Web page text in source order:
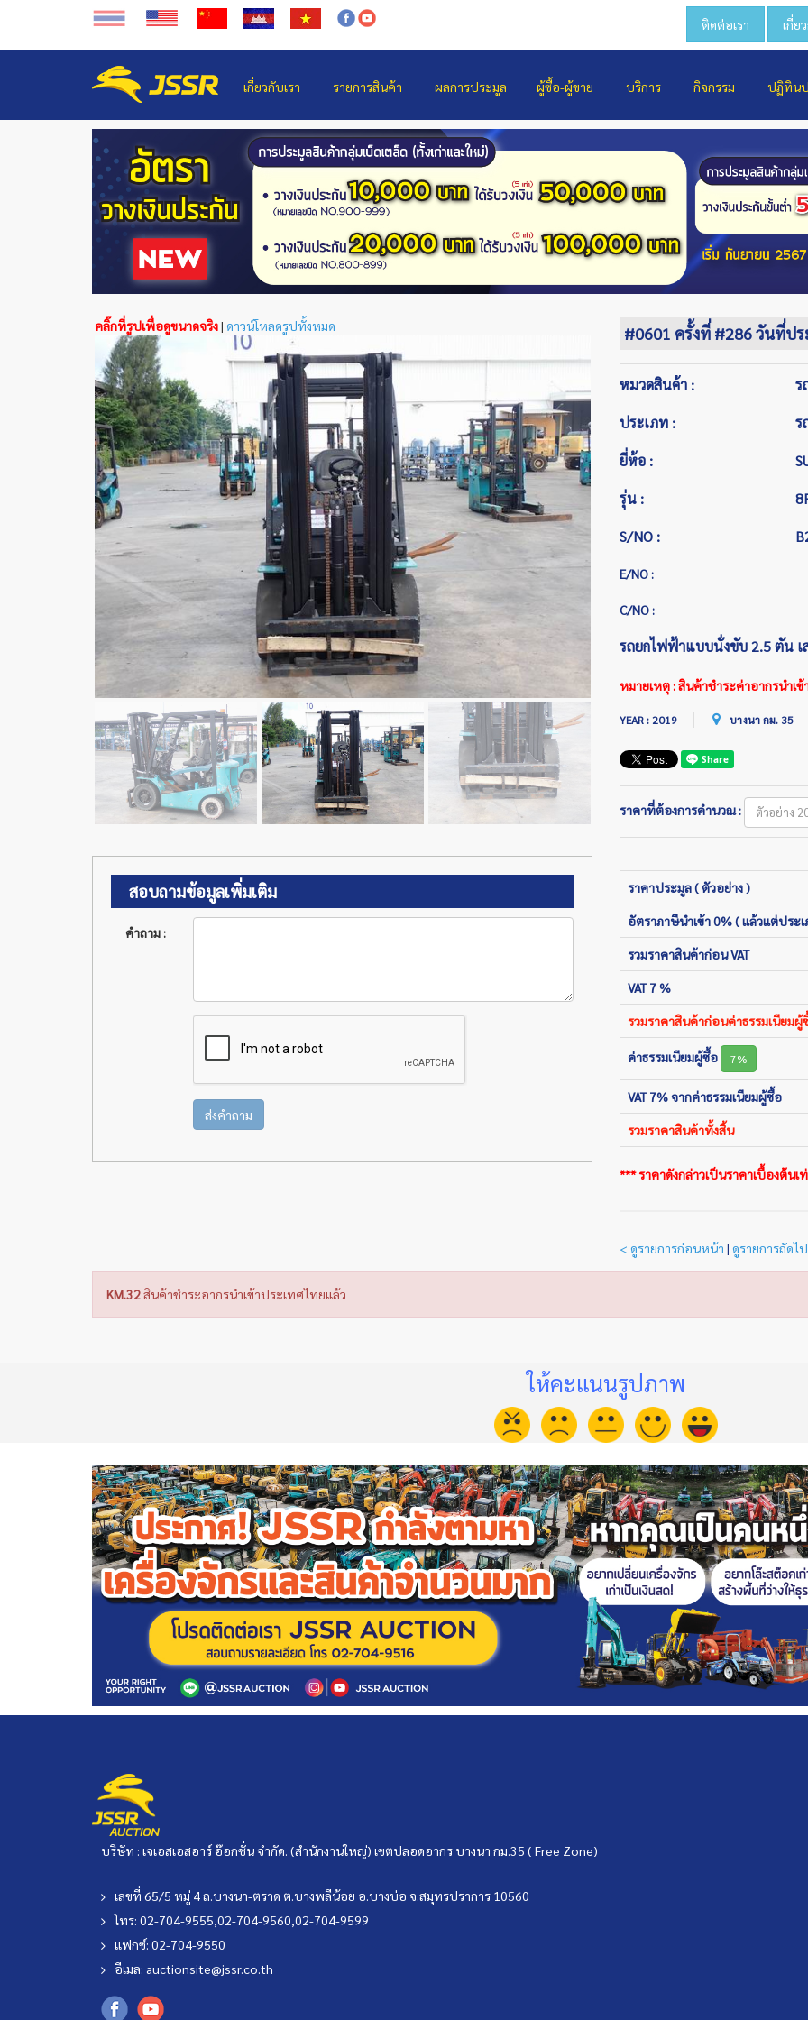
ติดต่อเรา เกี่ย
เกี่ยวกับเรา รายการสินค้า ผลการประมูล ผู้ซื้อ-ผู้ขาย บริการ กิจกรรม ปฏิทิน
คลิ๊กที่รูปเพื่อดูขนาดจริง| ดาวน์โหลดรูปทั้งหมด
สอบถามข้อมูลเพิ่มเติม
คำถาม :
ส่งคำถาม
#0601 ครั้งที่ #286 วันที่ป
หมวดสินค้า :
ร
ประเภท :
ร
ยี่ห้อ :
รุ่น :
S/NO :
E/NO :
C/NO :
รถยกไฟฟ้าแบบนั่งขับ 2.5 ตัน เ
หมายเหตุ : สินค้าชำระค่าอากรนำเ
YEAR : 2019 บางนา กม. 35
ราคาที่ต้องการคำนวณ :
ราคาประมูล ( ตัวอย่าง )
อัตราภาษีนำเข้า 0% ( แล้วแต่ประ
รวมราคาสินค้าก่อน VAT
VAT 7 %
รวมราคาสินค้าก่อนค่าธรรมเนียมผู้
ค่าธรรมเนียมผู้ซื้อ 7%
VAT 7% จากค่าธรรมเนียมผู้ซื้อ
รวมราคาสินค้าทั้งสิ้น
*** ราคาดังกล่าวเป็นราคาเบื้องต้น
< ดูรายการก่อนหน้า | ดูรายการถัดไ
KM.32สินค้าชำระอากรนำเข้าประเทศไทยแล้ว
ให้คะแนนรูปภาพ
บริษัท : เจเอสเอสอาร์ อ๊อกชั่น จำกัด. (สำนักงานใหญ่) เขตปลอดอากร บางนา กม.35 ( Free Zone)
เลขที่ 65/5 หมู่ 4 ถ.บางนา-ตราด ต.บางพลีน้อย อ.บางบ่อ จ.สมุทรปราการ 10560
โทร: 02-704-9555,02-704-9560,02-704-9599
แฟกซ์: 02-704-9550
อีเมล: auctionsite@jssr.co.th